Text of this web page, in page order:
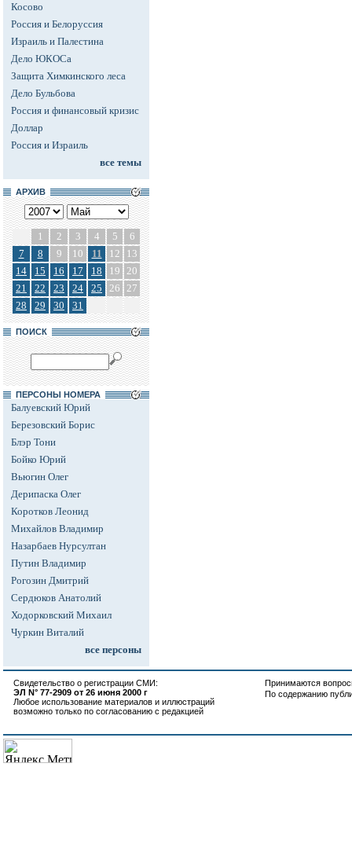
Косово
Россия и Белоруссия
Израиль и Палестина
Дело ЮКОСа
Защита Химкинского леса
Дело Бульбова
Россия и финансовый кризис
Доллар
Россия и Израиль
все темы
АРХИВ
1 2 3 4 5
6
7
8 9 10 11 12
13
14
15 16 17 18 19 20
21
22 23 24 25 26 27
28
29 30 31
ПОИСК
ПЕРСОНЫ НОМЕРА
Балуевский Юрий
Березовский Борис
Блэр Тони
Бойко Юрий
Вьюгин Олег
Дерипаска Олег
Коротков Леонид
Михайлов Владимир
Назарбаев Нурсултан
Путин Владимир
Рогозин Дмитрий
Сердюков Анатолий
Ходорковский Михаил
Чуркин Виталий
все персоны
Свидетельство о регистрации СМИ:
ЭЛ N° 77-2909 от 26 июня 2000 г
Любое использование материалов и иллюстраций
возможно только по согласованию с редакцией
Принимаются
По содержанию